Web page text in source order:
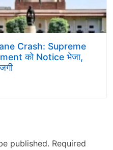
Crash: Supreme
को Notice भेजा,
published. Required